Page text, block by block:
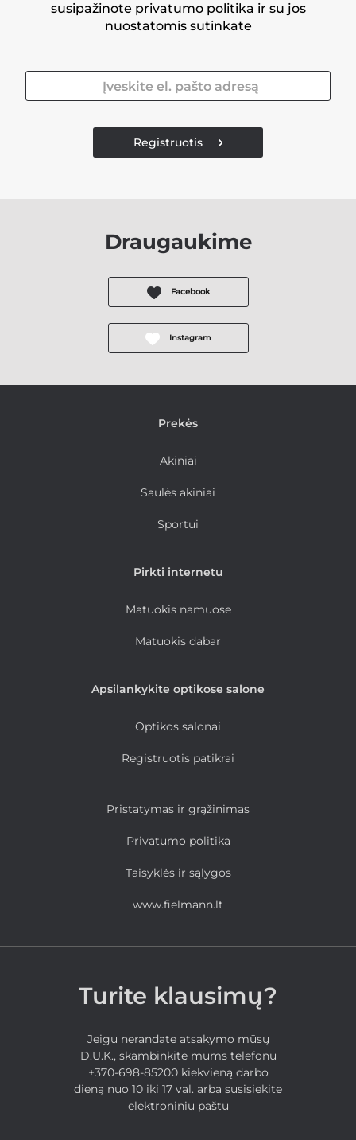
susipažinote privatumo politika ir su jos
nuostatomis sutinkate
Registruotis
Draugaukime
Facebook
Instagram
Prekės
Akiniai
Saulės akiniai
Sportui
Pirkti internetu
Matuokis namuose
Matuokis dabar
Apsilankykite optikose salone
Optikos salonai
Registruotis patikrai
Pristatymas ir grąžinimas
Privatumo politika
Taisyklės ir sąlygos
www.fielmann.lt
Turite klausimų?
Jeigu nerandate atsakymo mūsų
D.U.K., skambinkite mums telefonu
+370-698-85200 kiekvieną darbo
dieną nuo 10 iki 17 val. arba susisiekite
elektroniniu paštu